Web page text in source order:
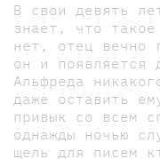
В свои девять
знает, что
нет, отец вечно
он и появляется
Альфреда
даже оставить
привык со всем
однажды ночью
щель для писем